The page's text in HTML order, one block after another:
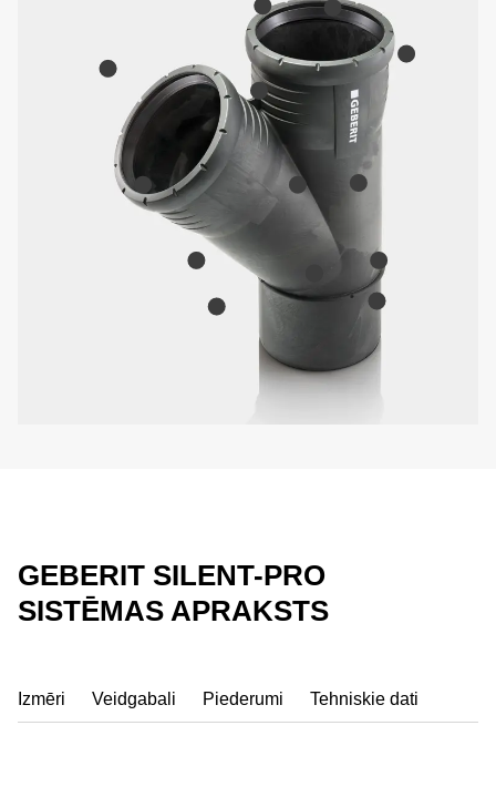
GEBERIT SILENT-PRO
SISTĒMAS APRAKSTS
Izmēri Veidgabali Piederumi Tehniskie dati